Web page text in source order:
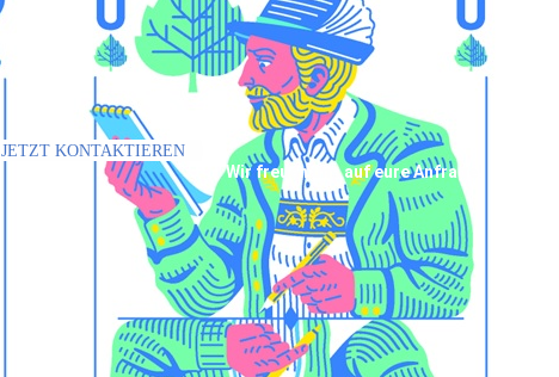
JETZT KONTAKTIEREN
Wir freuen uns auf eure Anfrage!